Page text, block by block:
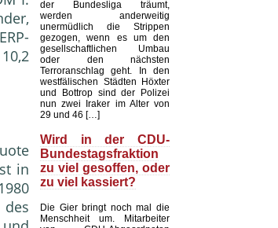
in
des
der Bundesliga träumt,
werden anderweitig
unermüdlich die Strippen
gezogen, wenn es um den
gesellschaftlichen Umbau
oder den nächsten
Terroranschlag geht. In den
westfälischen Städten Höxter
und Bottrop sind der Polizei
nun zwei Iraker im Alter von
29 und 46 […]
Wird in der CDU-
Bundestagsfraktion
zu viel gesoffen, oder
zu viel kassiert?
Die Gier bringt noch mal die
Menschheit um. Mitarbeiter